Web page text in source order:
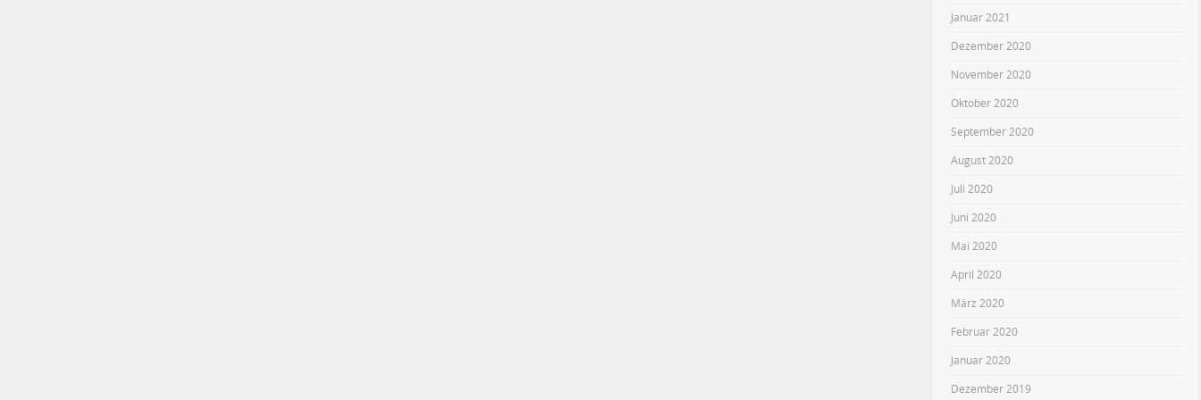
Januar 2021
Dezember 2020
November 2020
Oktober 2020
September 2020
August 2020
Juli 2020
Juni 2020
Mai 2020
April 2020
März 2020
Februar 2020
Januar 2020
Dezember 2019